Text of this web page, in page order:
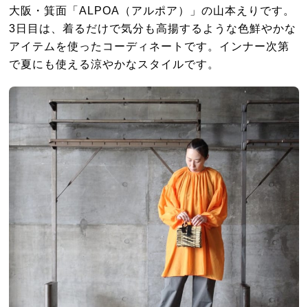
大阪・箕面「ALPOA（アルポア）」の山本えりです。
3日目は、着るだけで気分も高揚するような色鮮やかな
アイテムを使ったコーディネートです。インナー次第
で夏にも使える涼やかなスタイルです。